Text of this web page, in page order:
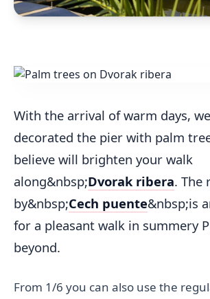
With the arrival of warm days,
decorated the pier with palm
believe will brighten your walk
along&nbsp;Dvorak ribera. The
by&nbsp;Cech puente&nbsp;is
for a pleasant walk in summery
beyond.
From 1/6 you can also use the